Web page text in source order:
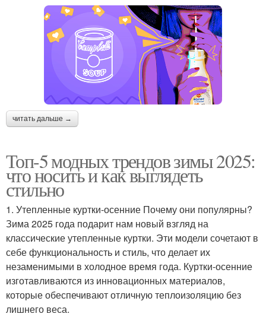
читать дальше →
Топ-5 модных трендов зимы 2025:
что носить и как выглядеть
стильно
1. Утепленные куртки-осенние Почему они популярны?
Зима 2025 года подарит нам новый взгляд на
классические утепленные куртки. Эти модели сочетают в
себе функциональность и стиль, что делает их
незаменимыми в холодное время года. Куртки-осенние
изготавливаются из инновационных материалов,
которые обеспечивают отличную теплоизоляцию без
лишнего веса.